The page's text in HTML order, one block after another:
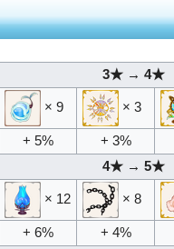
3★ → 4★
× 9 × 3
+ 5% + 3%
4★ → 5★
× 12 × 8
+ 6% + 4%